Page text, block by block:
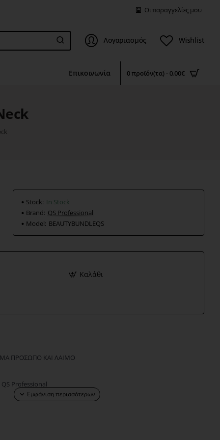
Οι παραγγελίες μου
Λογαριασμός Wishlist
Επικοινωνία 0 προϊόν(τα) - 0,00€
Stock: In Stock
Brand: QS Professional
Model: BEAUTYBUNDLEQS
Καλάθι
ΠΡΟΣΩΠΟ ΚΑΙ ΛΑΙΜΟ
Professional